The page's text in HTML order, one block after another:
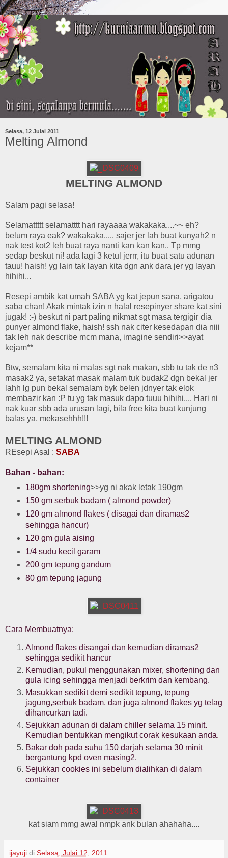
Selasa, 12 Julai 2011
Melting Almond
MELTING ALMOND
Salam pagi selasa!
Selamattttt selamatttt hari rayaaaa wakakaka....~~ eh?
belum raya eak? wakakaka..... sajer jer lah buat kunyah2 n
nak test kot2 leh buat raya nanti kan kan kan.. Tp mmg
sedap beskut ni! ada lagi 3 ketul jerrr, itu buat satu adunan
tauu! haish! yg lain tak layan kita dgn ank dara jer yg layan
hihihi...
Resepi ambik kat umah SABA yg kat jepun sana, arigatou
saba chan! Akak mintak izin n halal resepinyer share kat sini
jugak! :-) beskut ni part paling nikmat sgt masa tergigir dia
punyer almond flake, haish! ssh nak citer kesedapan dia niii
tak leh nak describe mcm mana, imagine sendiri>>ayat
kejam**
Btw, semalam kita ni malas sgt nak makan, sbb tu tak de n3
masak2 ya, setakat masak malam tuk budak2 dgn bekal jer
lahh lg pun bekal semalam byk belen jdnyer tak elok
membazir kan :P tu yg tak masuk dapo tuuu hihihi.... Hari ni
nak kuar sbb ada urusan lagi, bila free kita buat kunjung
balas ya, mekasehhh!!!
MELTING ALMOND
REsepi Asal : SABA
Bahan - bahan:
180gm shortening>>yg ni akak letak 190gm
150 gm serbuk badam ( almond powder)
120 gm almond flakes ( disagai dan diramas2
sehingga hancur)
120 gm gula aising
1/4 sudu kecil garam
200 gm tepung gandum
80 gm tepung jagung
Cara Membuatnya:
Almond flakes disangai dan kemudian diramas2
sehingga sedikit hancur
Kemudian, pukul menggunakan mixer, shortening dan
gula icing sehingga menjadi berkrim dan kembang.
Masukkan sedikit demi sedikit tepung, tepung
jagung,serbuk badam, dan juga almond flakes yg telag
dihancurkan tadi.
Sejukkan adunan di dalam chiller selama 15 minit.
Kemudian bentukkan mengikut corak kesukaan anda.
Bakar doh pada suhu 150 darjah selama 30 minit
bergantung kpd oven masing2.
Sejukkan cookies ini sebelum dialihkan di dalam
container
kat siam mmg awal nmpk ank bulan ahahaha....
ijayuji di Selasa, Julai 12, 2011